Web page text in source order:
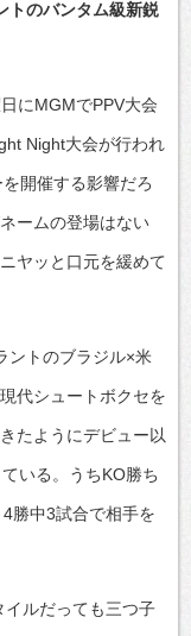
トのバンタム級新鋭
にMGMでPPV大会
Night大会が行われ
開催する影響だろ
ームの登場はない
ヤッと口元を緩めて
ントのブラジル×米
代シュートボクセを
たようにデビュー以
いる。うちKO勝ち
勝中3試合で相手を
ルだっても三つ子